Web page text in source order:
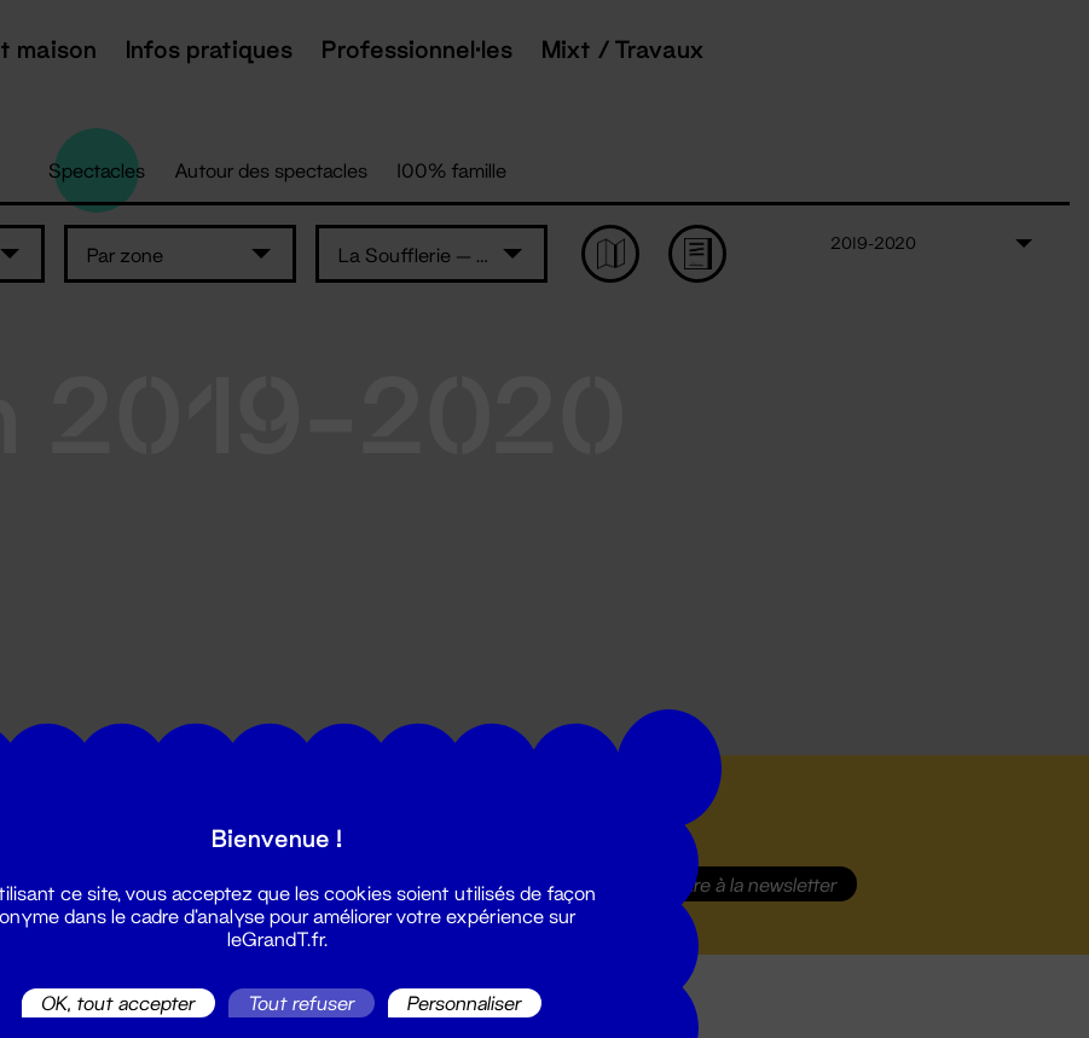
maison Infos pratiques Professionnel·les Mixt / Travaux
Spectacles Autour des spectacles 100% famille
Par zone La Soufflerie — L'Auditorium
2019-2020
les actualités du Grand T :
S'inscrire à la newsletter
Billetterie
Bienvenue !
ce site, vous acceptez que les cookies soient utilisés de façon
dans le cadre d'analyse pour améliorer votre expérience sur
leGrandT.fr.
OK, tout accepter Tout refuser Personnaliser